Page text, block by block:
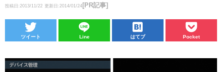
投稿日:2013/11/22 更新日:2014/01/24 [PR記事]
ツイート Line はてブ Pocket